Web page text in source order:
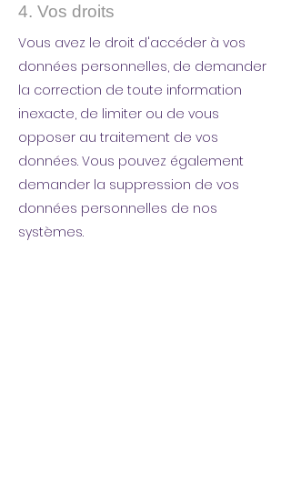
4. Vos droits
Vous avez le droit d'accéder à vos
données personnelles, de demander
la correction de toute information
inexacte, de limiter ou de vous
opposer au traitement de vos
données. Vous pouvez également
demander la suppression de vos
données personnelles de nos
systèmes.